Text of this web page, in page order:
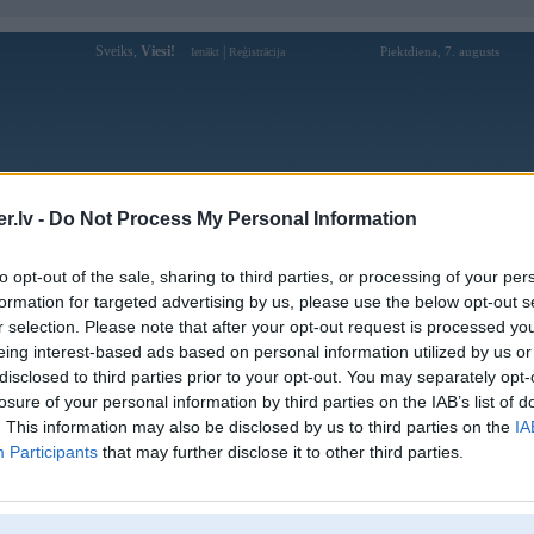
- Do Not Process My Personal Information
opt-out of the sale, sharing to third parties, or processing of your
for targeted advertising by us, please use the below opt-out
selection. Please note that after your opt-out request is processed
interest-based ads based on personal information utilized by us
to third parties prior to your opt-out. You may separately
of your personal information by third parties on the IAB’s list of
This information may also be disclosed by us to third parties on the
Participants that may further disclose it to other third parties.
Sveiks, Viesi! Ienākt Reģistrācija Piektdiena, 7. augusts
Forums Galerijas Reģistrācija Lietotāji
Bildes
13
16